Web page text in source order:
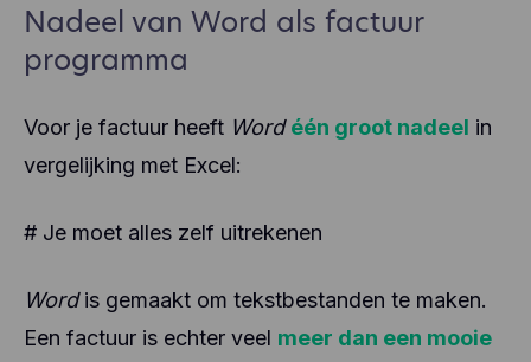
Nadeel van Word als factuur
programma
Voor je factuur heeft Word één groot nadeel in
vergelijking met Excel:
# Je moet alles zelf uitrekenen
Wordis gemaakt om tekstbestanden te maken.
Een factuur is echter veel meer dan een mooie